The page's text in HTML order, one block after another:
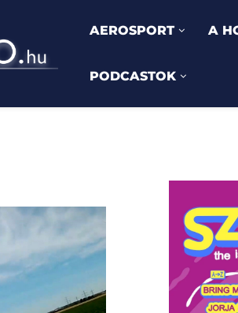
AEROSPORT A
PODCASTOK